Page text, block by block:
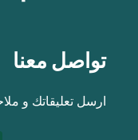
تواصل معنا
ارسل تعليقاتك و